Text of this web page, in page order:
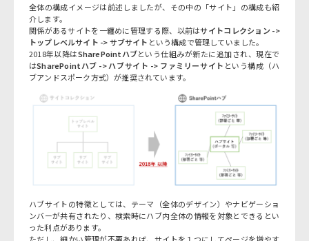
全体の構成イメージは前述しましたが、その中の「サイト」の構成も紹
介します。
関係があるサイトを一纏めに管理する際、以前はサイトコレクション ->
トップレベルサイト -> サブサイト という構成で管理していました。
2018年以降はSharePointハブという仕組みが新たに追加され、現在で
はSharePointハブ -> ハブサイト -> ファミリーサイト という構成（ハ
ブアンドスポーク方式）が推奨されています。
ハブサイトの特徴としては、テーマ（全体のデザイン）やナビゲーショ
ンバーが共有されたり、検索時にハブ内全体の情報を対象とできるとい
った利点があります。